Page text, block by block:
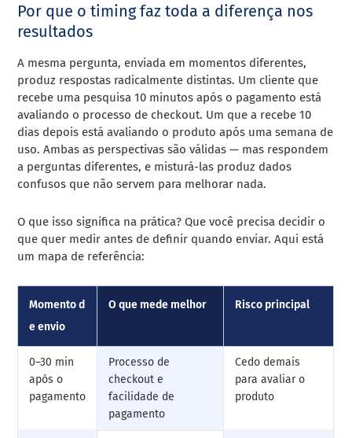
Por que o timing faz toda a diferença nos
resultados
A mesma pergunta, enviada em momentos diferentes,
produz respostas radicalmente distintas. Um cliente que
recebe uma pesquisa 10 minutos após o pagamento está
avaliando o processo de checkout. Um que a recebe 10
dias depois está avaliando o produto após uma semana de
uso. Ambas as perspectivas são válidas — mas respondem
a perguntas diferentes, e misturá-las produz dados
confusos que não servem para melhorar nada.
O que isso significa na prática? Que você precisa decidir o
que quer medir antes de definir quando enviar. Aqui está
um mapa de referência:
Momento d
e envio
O que mede melhor Risco principal
0–30 min
após o
pagamento
Processo de
checkout e
facilidade de
pagamento
Cedo demais
para avaliar o
produto